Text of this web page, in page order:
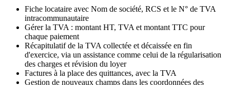
Fiche locataire avec Nom de société, RCS et le N° de TVA
intracommunautaire
Gérer la TVA : montant HT, TVA et montant TTC pour
chaque paiement
Récapitulatif de la TVA collectée et décaissée en fin
d'exercice, via un assistance comme celui de la régularisation
des charges et révision du loyer
Factures à la place des quittances, avec la TVA
Gestion de nouveaux champs dans les coordonnées des